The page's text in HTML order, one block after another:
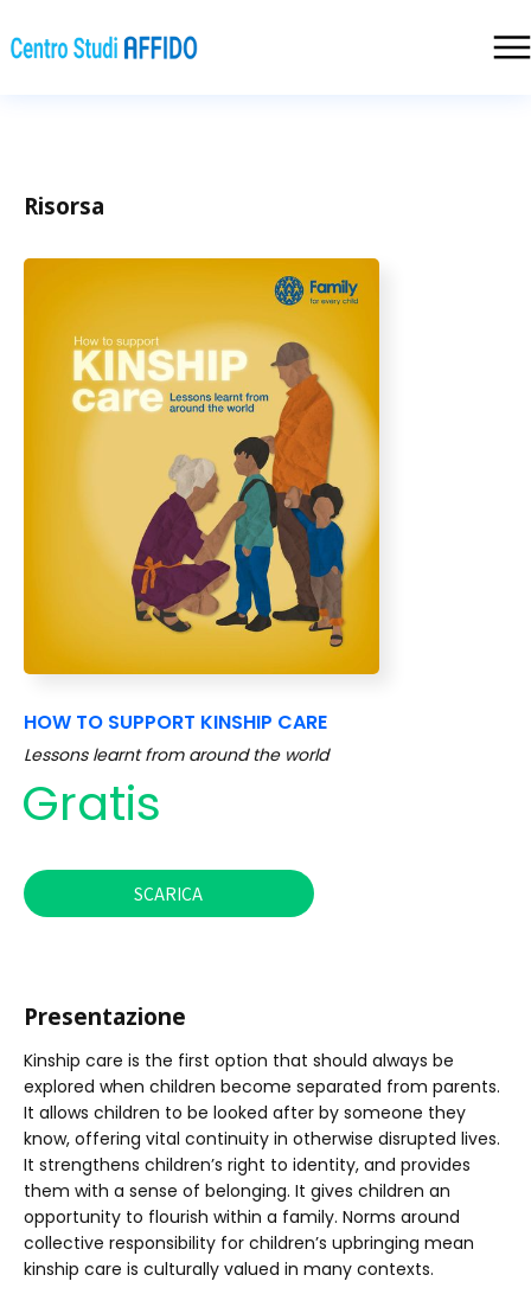
Risorsa
HOW TO SUPPORT KINSHIP CARE
Lessons learnt from around the world
Gratis
SCARICA
Presentazione
Kinship care is the first option that should always be
explored when children become separated from parents.
It allows children to be looked after by someone they
know, offering vital continuity in otherwise disrupted lives.
It strengthens children’s right to identity, and provides
them with a sense of belonging. It gives children an
opportunity to flourish within a family. Norms around
collective responsibility for children’s upbringing mean
kinship care is culturally valued in many contexts.